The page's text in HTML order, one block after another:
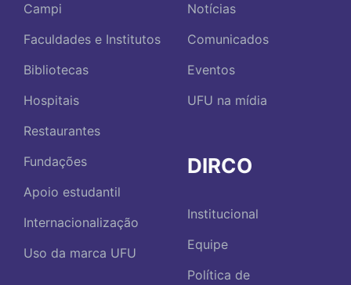
Campi
Faculdades e Institutos
Bibliotecas
Hospitais
Restaurantes
Fundações
Apoio estudantil
Internacionalização
Uso da marca UFU
Notícias
Comunicados
Eventos
UFU na mídia
DIRCO
Institucional
Equipe
Política de